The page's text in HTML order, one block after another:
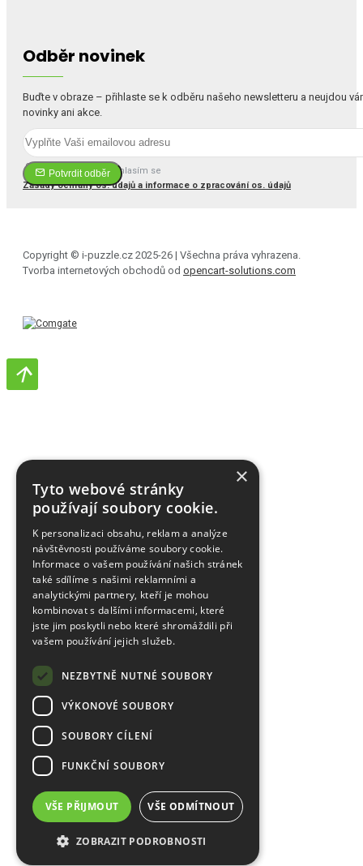
Odběr novinek
Buďte v obraze – přihlaste se k odběru našeho newsletteru a neujdou
novinky ani akce.
Potvrdit odběr
Četl(a) jsem a souhlasím se
Zásady ochrany os. údajů a informace o zpracování os. údajů
Copyright © i-puzzle.cz 2025-26 | Všechna práva vyhrazena.
Tvorba internetových obchodů od opencart-solutions.com
×
Tyto webové stránky
používají soubory cookie.
K personalizaci obsahu, reklam a analýze
návštěvnosti používáme soubory cookie.
Informace o vašem používání našich stránek
také sdílíme s našimi reklamními a
analytickými partnery, kteří je mohou
kombinovat s dalšími informacemi, které
jste jim poskytli nebo které shromáždili při
vašem používání jejich služeb.
NEZBYTNĚ NUTNÉ SOUBORY
VÝKONOVÉ SOUBORY
SOUBORY CÍLENÍ
FUNKČNÍ SOUBORY
VŠE PŘIJMOUT VŠE ODMÍTNOUT
ZOBRAZIT PODROBNOSTI